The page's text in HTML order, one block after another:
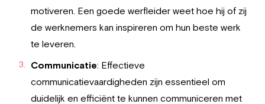
motiveren. Een goede werfleider weet hoe hij of zij
de werknemers kan inspireren om hun beste werk
te leveren.
Communicatie: Effectieve
communicatievaardigheden zijn essentieel om
duidelijk en efficiënt te kunnen communiceren met